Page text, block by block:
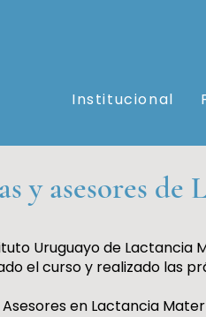
Institucional
y asesores
Uruguayo de
el curso y realizado las
Asesores en Lactancia